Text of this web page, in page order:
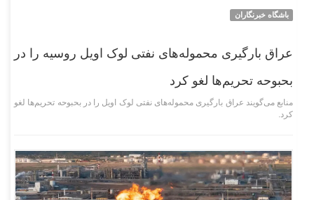
باشگاه خبرنگاران
عراق بارگیری محموله‌های نفتی لوک اویل روسیه را در
بحبوحه تحریم‌ها لغو کرد
منابع می‌گویند عراق بارگیری محموله‌های نفتی لوک اویل را در بحبوحه تحریم‌ها لغو
کرد.